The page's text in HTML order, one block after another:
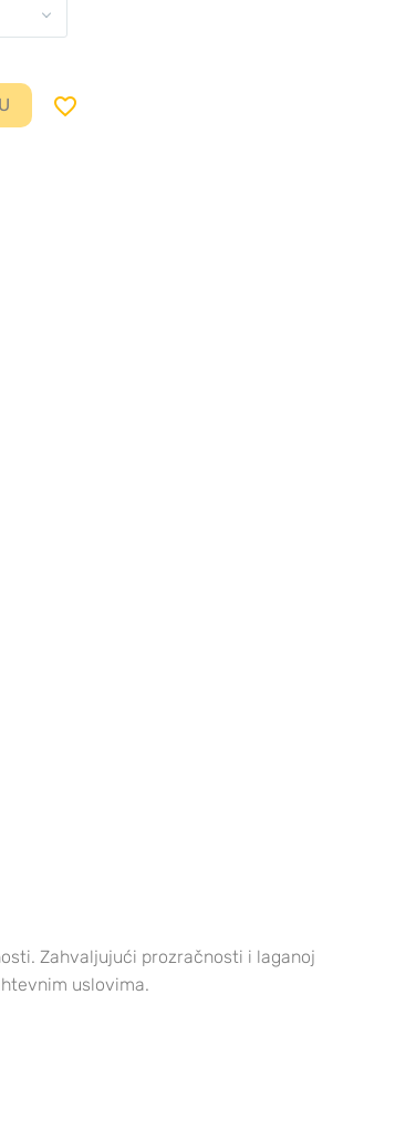

Zahvaljujući prozračnosti i laganoj
uslovima.